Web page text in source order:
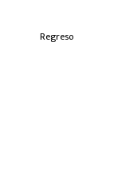
Regreso